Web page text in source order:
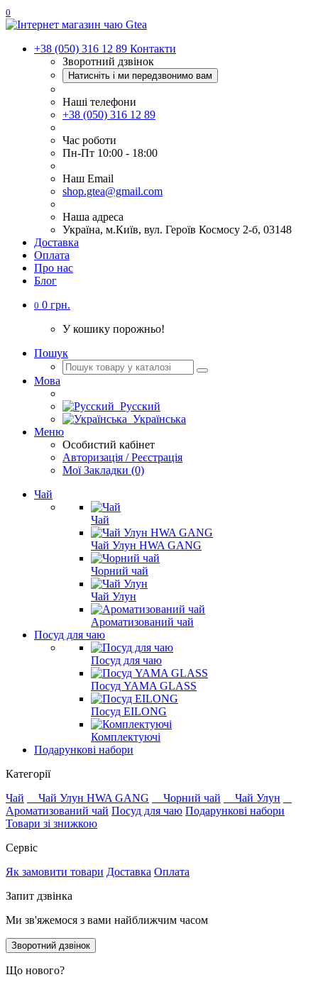
0
+38 (050) 316 12 89 Контакти
Зворотний дзвінок
Натисніть і ми передзвонимо вам
Наші телефони
+38 (050) 316 12 89
Час роботи
Пн-Пт 10:00 - 18:00
Наш Еmail
shop.gtea@gmail.com
Наша адреса
Україна, м.Київ, вул. Героїв Космосу 2-б, 03148
Доставка
Оплата
Про нас
Блог
0 0 грн.
У кошику порожньо!
Пошук
Мова
Русский
Українська
Меню
Особистий кабінет
Авторизація / Реєстрація
Мої Закладки (0)
Чай
Чай
Чай Улун HWA GANG
Чорний чай
Чай Улун
Ароматизований чай
Посуд для чаю
Посуд для чаю
Посуд YAMA GLASS
Посуд EILONG
Комплектуючі
Подарункові набори
Категорії
Чай
Чай Улун HWA GANG Чорний чай
Чай Улун
Ароматизований чай Посуд для чаю Подарункові набори
Товари зі знижкою
Сервіс
Як замовити товари Доставка Оплата
Запит дзвінка
Ми зв'яжемося з вами найближчим часом
Зворотний дзвінок
Що нового?